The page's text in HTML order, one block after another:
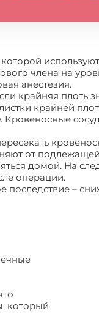
члена на
анестезия.
крайняя плоть
крайней
Кровеносные
от подлежащей
домой. На
операции.
–
который